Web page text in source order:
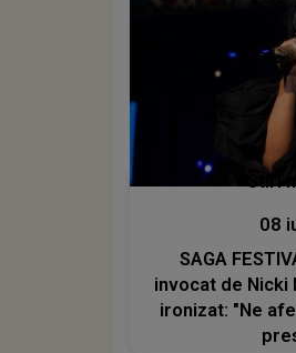
Stiri
08
SAGA
invocat de Nicki
ironizat: "Ne